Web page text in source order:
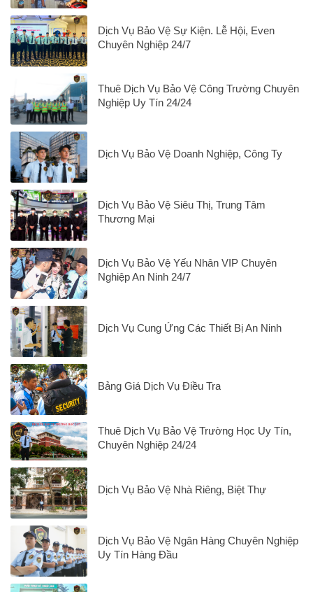
Dịch Vụ Bảo Vệ Sự Kiện. Lễ Hội, Even
Chuyên Nghiệp 24/7
Thuê Dịch Vụ Bảo Vệ Công Trường Chuyên
Nghiệp Uy Tín 24/24
Dịch Vụ Bảo Vệ Doanh Nghiệp, Công Ty
Dịch Vụ Bảo Vệ Siêu Thị, Trung Tâm
Thương Mại
Dịch Vụ Bảo Vệ Yếu Nhân VIP Chuyên
Nghiệp An Ninh 24/7
Dịch Vụ Cung Ứng Các Thiết Bị An Ninh
Bảng Giá Dịch Vụ Điều Tra
Thuê Dịch Vụ Bảo Vệ Trường Học Uy Tín,
Chuyên Nghiệp 24/24
Dịch Vụ Bảo Vệ Nhà Riêng, Biệt Thự
Dịch Vụ Bảo Vệ Ngân Hàng Chuyên Nghiệp
Uy Tín Hàng Đầu